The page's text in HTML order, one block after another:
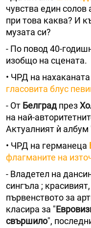
чувства един солов
при това каква? И
музата си?
- По повод 40-
изобщо на сцената.
• ЧРД на
гласовита блус
- От Белград през
на най-
Актуалният ѝ албум
• ЧРД на германеца
флагманите на
- Владетел на
сингъла ;
първенството за
класира за "
свършило",